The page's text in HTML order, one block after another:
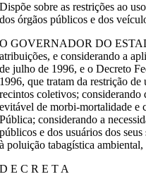
Dispõe sobre as restrições ao
dos órgãos públicos e dos
O GOVERNADOR DO
atribuições, e considerando a
de julho de 1996, e o Decreto
1996, que tratam da restrição
recintos coletivos; considerando
evitável de morbi-mortalidade e
Pública; considerando a
públicos e dos usuários dos
à poluição tabagística ambiental,
D E C R E T A